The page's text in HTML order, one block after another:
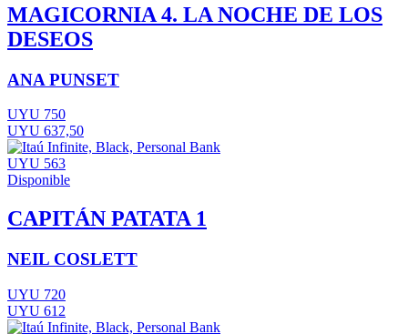
MAGICORNIA 4. LA NOCHE DE LOS
DESEOS
ANA PUNSET
UYU 750
UYU 637,50
UYU 563
Disponible
CAPITÁN PATATA 1
NEIL COSLETT
UYU 720
UYU 612